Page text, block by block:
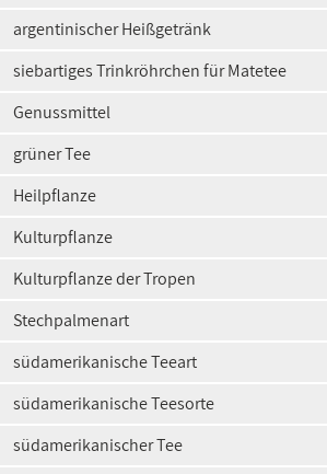
argentinischer Heißgetränk
siebartiges Trinkröhrchen für Matetee
Genussmittel
grüner Tee
Heilpflanze
Kulturpflanze
Kulturpflanze der Tropen
Stechpalmenart
südamerikanische Teeart
südamerikanische Teesorte
südamerikanischer Tee